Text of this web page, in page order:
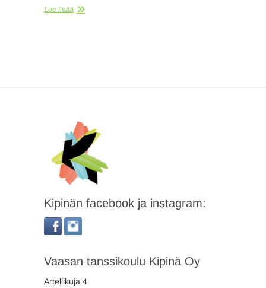
Lue lisää
Kipinän facebook ja instagram:
Vaasan tanssikoulu Kipinä Oy
Artellikuja 4